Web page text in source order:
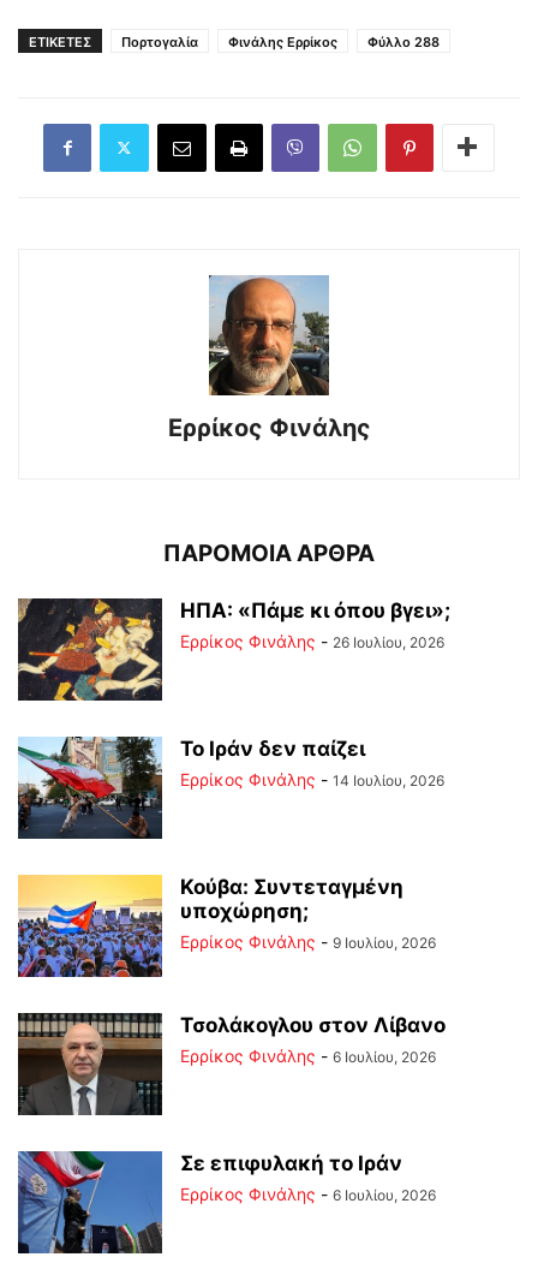
ΕΤΙΚΕΤΕΣ Πορτογαλία Φινάλης Ερρίκος Φύλλο 288
Ερρίκος Φινάλης
ΠΑΡΟΜΟΙΑ ΑΡΘΡΑ
ΗΠΑ: «Πάμε κι όπου βγει»;
Ερρίκος Φινάλης - 26 Ιουλίου, 2026
Το Ιράν δεν παίζει
Ερρίκος Φινάλης - 14 Ιουλίου, 2026
Κούβα: Συντεταγμένη
υποχώρηση;
Ερρίκος Φινάλης - 9 Ιουλίου, 2026
Τσολάκογλου στον Λίβανο
Ερρίκος Φινάλης - 6 Ιουλίου, 2026
Σε επιφυλακή το Ιράν
Ερρίκος Φινάλης - 6 Ιουλίου, 2026